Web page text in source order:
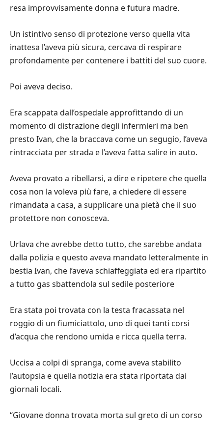
resa improvvisamente donna e futura madre.
Un istintivo senso di protezione verso quella vita
inattesa l’aveva più sicura, cercava di respirare
profondamente per contenere i battiti del suo cuore.
Poi aveva deciso.
Era scappata dall’ospedale approfittando di un
momento di distrazione degli infermieri ma ben
presto Ivan, che la braccava come un segugio, l’aveva
rintracciata per strada e l’aveva fatta salire in auto.
Aveva provato a ribellarsi, a dire e ripetere che quella
cosa non la voleva più fare, a chiedere di essere
rimandata a casa, a supplicare una pietà che il suo
protettore non conosceva.
Urlava che avrebbe detto tutto, che sarebbe andata
dalla polizia e questo aveva mandato letteralmente in
bestia Ivan, che l’aveva schiaffeggiata ed era ripartito
a tutto gas sbattendola sul sedile posteriore
Era stata poi trovata con la testa fracassata nel
roggio di un fiumiciattolo, uno di quei tanti corsi
d’acqua che rendono umida e ricca quella terra.
Uccisa a colpi di spranga, come aveva stabilito
l’autopsia e quella notizia era stata riportata dai
giornali locali.
“Giovane donna trovata morta sul greto di un corso